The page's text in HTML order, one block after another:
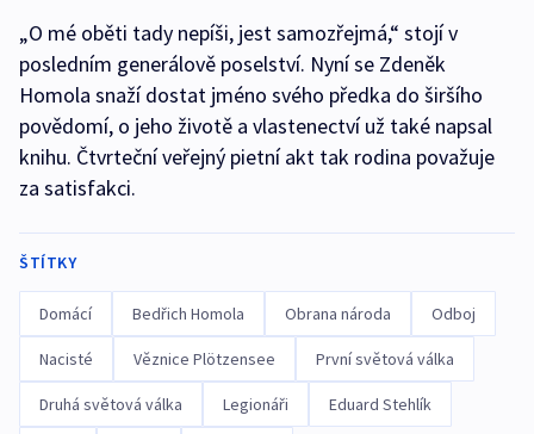
„O mé oběti tady nepíši, jest samozřejmá,“ stojí v
posledním generálově poselství. Nyní se Zdeněk
Homola snaží dostat jméno svého předka do širšího
povědomí, o jeho životě a vlastenectví už také napsal
knihu. Čtvrteční veřejný pietní akt tak rodina považuje
za satisfakci.
ŠTÍTKY
Domácí Bedřich Homola Obrana národa Odboj
Nacisté Věznice Plötzensee První světová válka
Druhá světová válka Legionáři Eduard Stehlík